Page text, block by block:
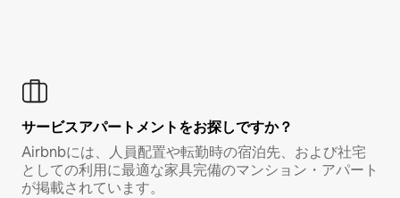
サービスアパートメントをお探しですか？
Airbnbには、人員配置や転勤時の宿泊先、および社宅
としての利用に最適な家具完備のマンション・アパート
が掲載されています。